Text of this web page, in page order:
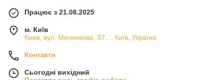
Працює з 21.08.2025
м. Київ
Киев, вул. Мечникова, 37. ., Київ, Україна
Контакти
Сьогодні вихідний